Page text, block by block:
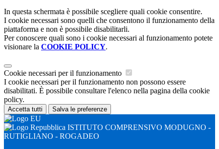
In questa schermata è possibile scegliere quali cookie consentire.
I cookie necessari sono quelli che consentono il funzionamento della
piattaforma e non è possibile disabilitarli.
Per conoscere quali sono i cookie necessari al funzionamento potete
visionare la COOKIE POLICY.
Cookie necessari per il funzionamento
I cookie necessari per il funzionamento non possono essere
disabilitati. È possibile consultare l'elenco nella pagina della cookie
policy.
Accetta tutti Salva le preferenze
ISTITUTO COMPRENSIVO MODUGNO -
RUTIGLIANO - ROGADEO